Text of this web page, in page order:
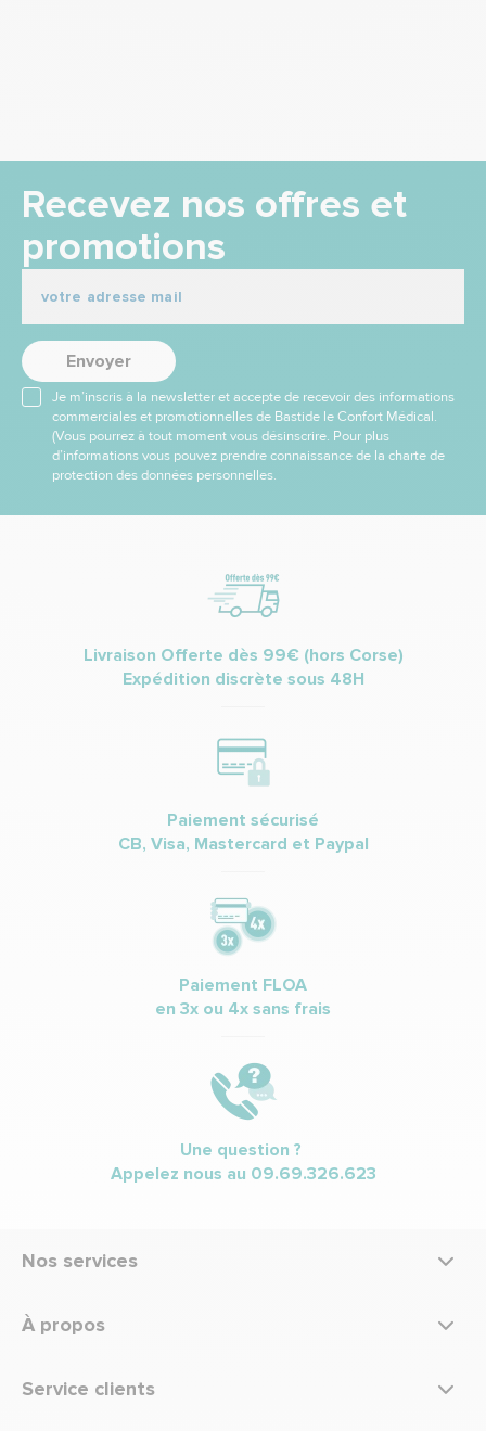
Recevez nos offres et
promotions
Envoyer
Je m’inscris à la newsletter et accepte de recevoir des informations
commerciales et promotionnelles de Bastide le Confort Médical.
(Vous pourrez à tout moment vous désinscrire. Pour plus
d’informations vous pouvez prendre connaissance de la charte de
protection des données personnelles.
Livraison Offerte dès 99€ (hors Corse)
Expédition discrète sous 48H
Paiement sécurisé
CB, Visa, Mastercard et Paypal
Paiement FLOA
en 3x ou 4x sans frais
Une question ?
Appelez nous au 09.69.326.623
Nos services
À propos
Service clients